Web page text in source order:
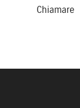
Chiamare